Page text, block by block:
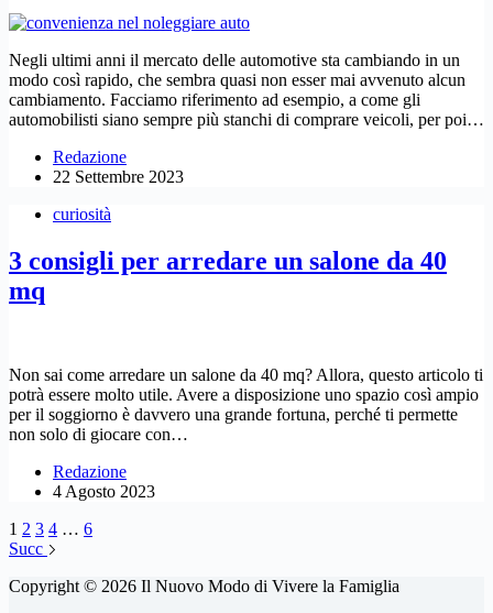
Negli ultimi anni il mercato delle automotive sta cambiando in un
modo così rapido, che sembra quasi non esser mai avvenuto alcun
cambiamento. Facciamo riferimento ad esempio, a come gli
automobilisti siano sempre più stanchi di comprare veicoli, per poi…
Redazione
22 Settembre 2023
curiosità
3 consigli per arredare un salone da 40
mq
Non sai come arredare un salone da 40 mq? Allora, questo articolo ti
potrà essere molto utile. Avere a disposizione uno spazio così ampio
per il soggiorno è davvero una grande fortuna, perché ti permette
non solo di giocare con…
Redazione
4 Agosto 2023
1 2 3 4 … 6
Succ
Copyright © 2026 Il Nuovo Modo di Vivere la Famiglia